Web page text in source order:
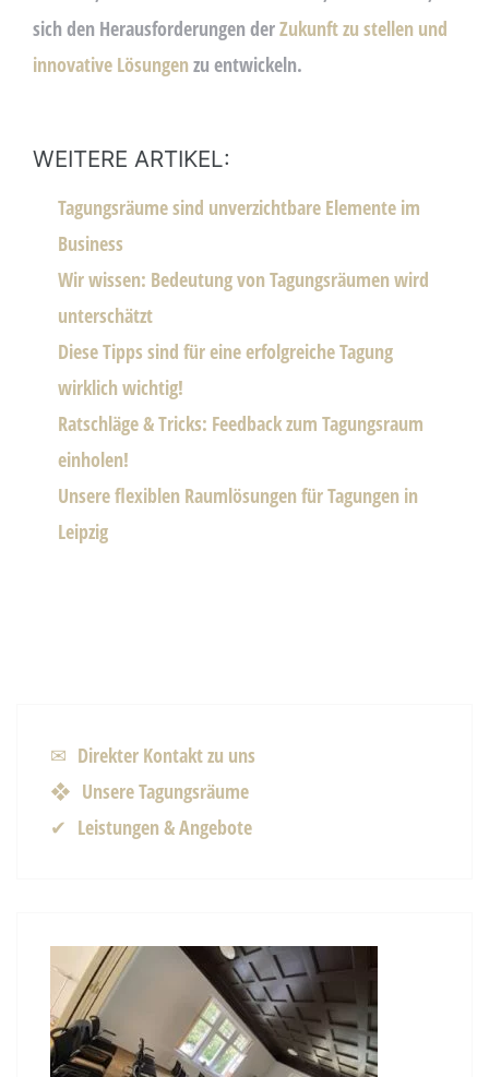
sich den Herausforderungen derZukunft zu stellen und
innovative Lösungen zu entwickeln.
WEITERE ARTIKEL:
Tagungsräume sind unverzichtbare Elemente im
Business
Wir wissen: Bedeutung von Tagungsräumen wird
unterschätzt
Diese Tipps sind für eine erfolgreiche Tagung
wirklich wichtig!
Ratschläge & Tricks: Feedback zum Tagungsraum
einholen!
Unsere flexiblen Raumlösungen für Tagungen in
Leipzig
✉ Direkter Kontakt zu uns
❖ Unsere Tagungsräume
✔ Leistungen & Angebote